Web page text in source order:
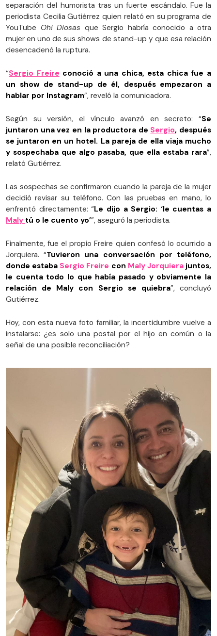
separación del humorista tras un fuerte escándalo. Fue la
periodista Cecilia Gutiérrez quien relató en su programa de
YouTube Oh! Diosas que Sergio habría conocido a otra
mujer en uno de sus shows de stand-up y que esa relación
desencadenó la ruptura.
“Sergio Freire conoció a una chica, esta chica fue a
un show de stand-up de él, después empezaron a
hablar por Instagram”, reveló la comunicadora.
Según su versión, el vínculo avanzó en secreto: “Se
juntaron una vez en la productora de Sergio, después
se juntaron en un hotel. La pareja de ella viaja mucho
y sospechaba que algo pasaba, que ella estaba rara”,
relató Gutiérrez.
Las sospechas se confirmaron cuando la pareja de la mujer
decidió revisar su teléfono. Con las pruebas en mano, lo
enfrentó directamente: “Le dijo a Sergio: ‘le cuentas a
Maly tú o le cuento yo’”, aseguró la periodista.
Finalmente, fue el propio Freire quien confesó lo ocurrido a
Jorquiera. “Tuvieron una conversación por teléfono,
donde estaba Sergio Freire con Maly Jorquierajuntos,
le cuenta todo lo que había pasado y obviamente la
relación de Maly con Sergio se quiebra”, concluyó
Gutiérrez.
Hoy, con esta nueva foto familiar, la incertidumbre vuelve a
instalarse: ¿es solo una postal por el hijo en común o la
señal de una posible reconciliación?